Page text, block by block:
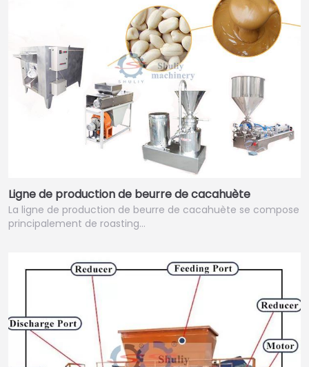
Ligne de production de beurre de cacahuète
La ligne de production de beurre de cacahuète se compose
principalement de roasting…